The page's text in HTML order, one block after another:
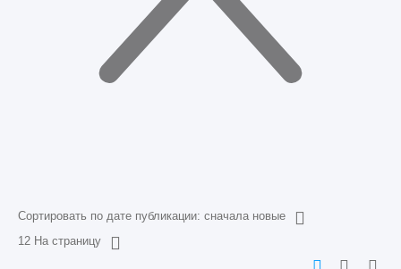
Сортировать по дате публикации: сначала новые
12 На страницу